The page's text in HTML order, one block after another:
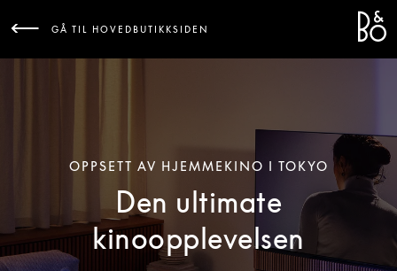
GÅ TIL HOVEDBUTIKKSIDEN
OPPSETT AV HJEMMEKINO I TOKYO
Den ultimate
kinoopplevelsen